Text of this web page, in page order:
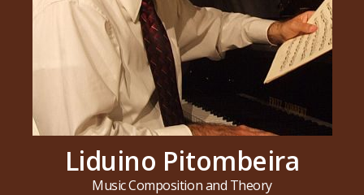
Liduino Pitombeira
Music Composition and Theory